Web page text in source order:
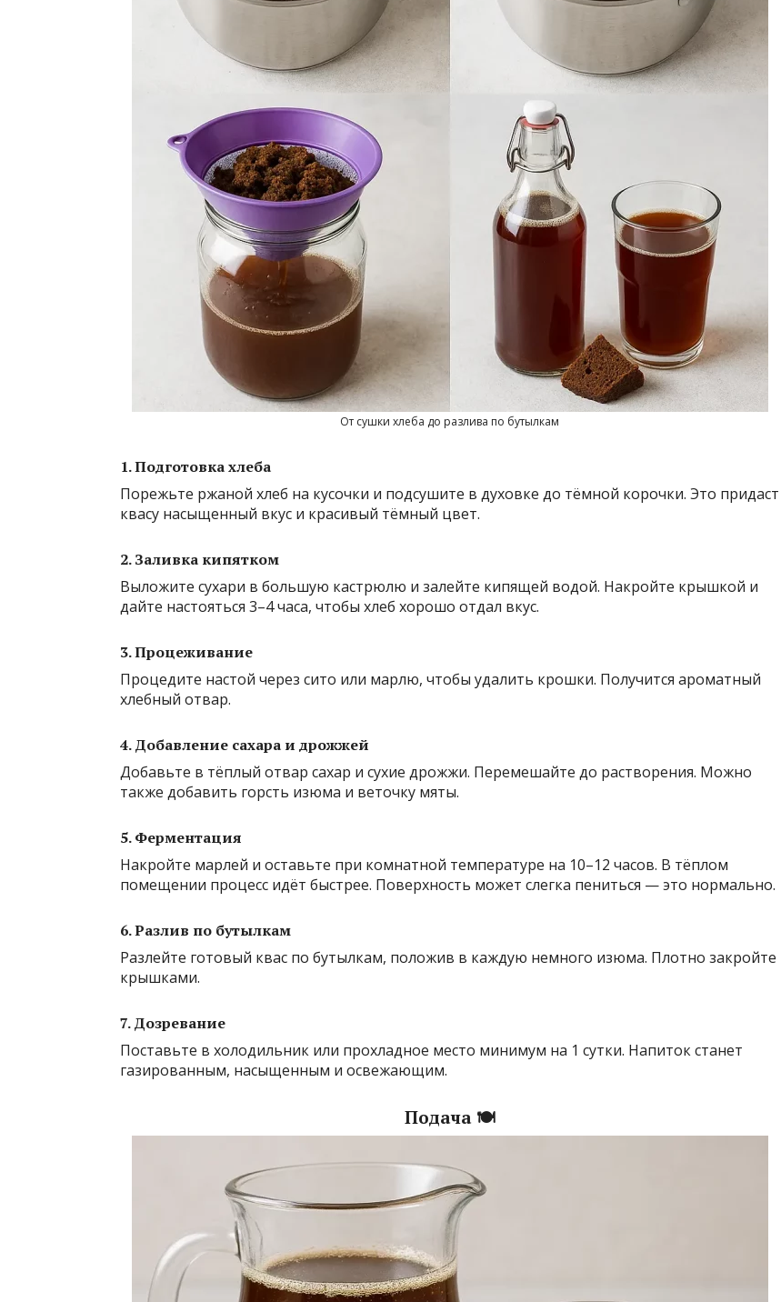
От сушки хлеба до разлива по бутылкам
1. Подготовка хлеба
Порежьте ржаной хлеб на кусочки и подсушите в духовке до тёмной корочки. Это придаст
квасу насыщенный вкус и красивый тёмный цвет.
2. Заливка кипятком
Выложите сухари в большую кастрюлю и залейте кипящей водой. Накройте крышкой и
дайте настояться 3–4 часа, чтобы хлеб хорошо отдал вкус.
3. Процеживание
Процедите настой через сито или марлю, чтобы удалить крошки. Получится ароматный
хлебный отвар.
4. Добавление сахара и дрожжей
Добавьте в тёплый отвар сахар и сухие дрожжи. Перемешайте до растворения. Можно
также добавить горсть изюма и веточку мяты.
5. Ферментация
Накройте марлей и оставьте при комнатной температуре на 10–12 часов. В тёплом
помещении процесс идёт быстрее. Поверхность может слегка пениться — это нормально.
6. Разлив по бутылкам
Разлейте готовый квас по бутылкам, положив в каждую немного изюма. Плотно закройте
крышками.
7. Дозревание
Поставьте в холодильник или прохладное место минимум на 1 сутки. Напиток станет
газированным, насыщенным и освежающим.
Подача 🍽️